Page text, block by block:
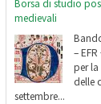
Borsa di studio
medievali
–
per
delle
settembre...